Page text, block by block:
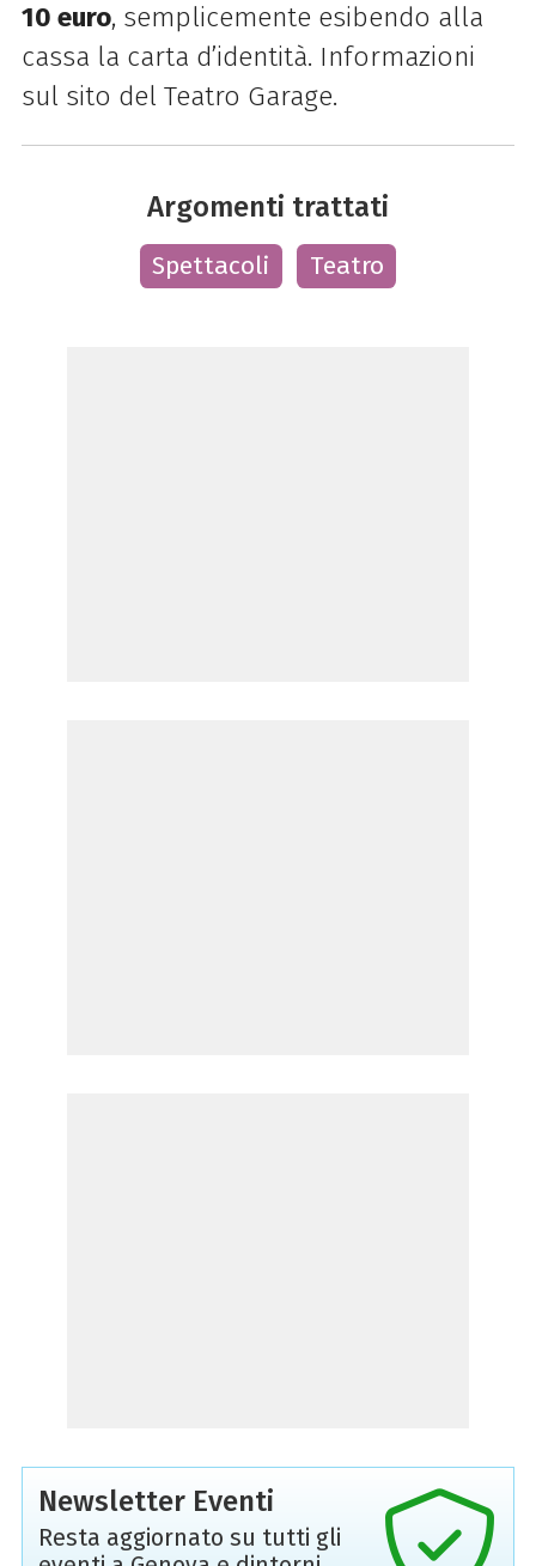
10 euro, semplicemente esibendo alla
cassa la carta d’identità. Informazioni
sul sito del Teatro Garage.
Argomenti trattati
Spettacoli Teatro
Newsletter Eventi
Resta aggiornato su tutti gli